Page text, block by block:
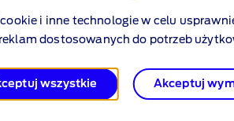
i inne technologie w celu
reklam dostosowanych do potrzeb
wszystkie Akceptuj